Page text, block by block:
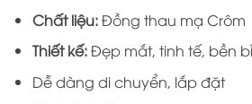
Chất liệu:Đồng thau mạ Crôm
Thiết kế:Đẹp mắt, tinh tế, bền
Dễ dàng di chuyển, lắp đặt